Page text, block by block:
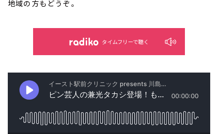
地域の方もどうぞ。
タイムフリーで聴く